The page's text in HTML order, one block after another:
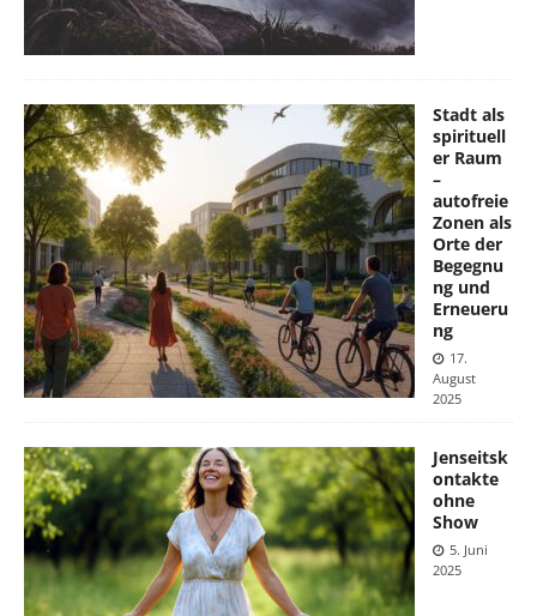
Stadt als
spirituell
er Raum
–
autofreie
Zonen als
Orte der
Begegnu
ng und
Erneueru
ng
17.
August
2025
Jenseitsk
ontakte
ohne
Show
5. Juni
2025